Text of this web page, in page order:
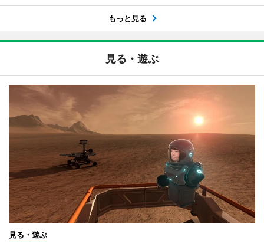
もっと見る
見る・遊ぶ
見る・遊ぶ